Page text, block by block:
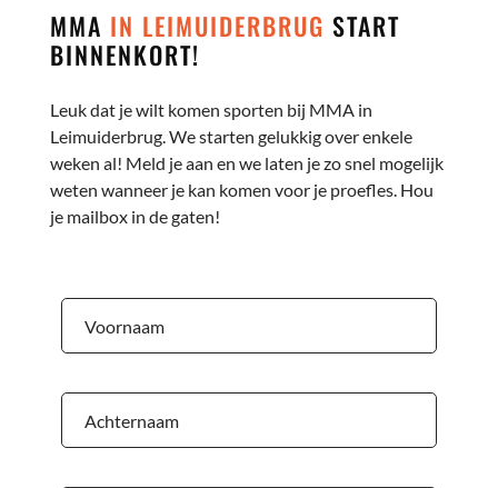
MMA IN LEIMUIDERBRUG START
BINNENKORT!
Leuk dat je wilt komen sporten bij MMA in
Leimuiderbrug. We starten gelukkig over enkele
weken al! Meld je aan en we laten je zo snel mogelijk
weten wanneer je kan komen voor je proefles. Hou
je mailbox in de gaten!